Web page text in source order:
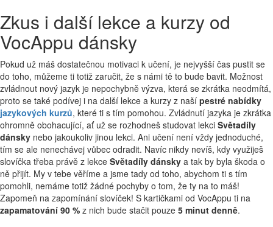
Zkus i další lekce a kurzy od
VocAppu dánsky
Pokud už máš dostatečnou motivaci k učení, je nejvyšší čas pustit se
do toho, můžeme ti totiž zaručit, že s námi tě to bude bavit. Možnost
zvládnout nový jazyk je nepochybně výzva, která se zkrátka neodmítá,
proto se také podívej i na další lekce a kurzy z naší pestré nabídky
jazykových kurzů, které ti s tím pomohou. Zvládnutí jazyka je zkrátka
ohromně obohacující, ať už se rozhodneš studovat lekci Světadíly
dánsky nebo jakoukoliv jinou lekci. Ani učení není vždy jednoduché,
tím se ale nenechávej vůbec odradit. Navíc nikdy nevíš, kdy využiješ
slovíčka třeba právě z lekce Světadíly dánsky a tak by byla škoda o
ně přijít. My v tebe věříme a jsme tady od toho, abychom ti s tím
pomohli, nemáme totiž žádné pochyby o tom, že ty na to máš!
Zapomeň na zapomínání slovíček! S kartičkami od VocAppu ti na
zapamatování 90 % z nich bude stačit pouze 5 minut denně.